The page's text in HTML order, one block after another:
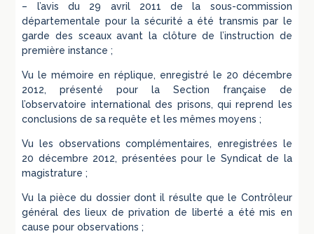
– l’avis du 29 avril 2011 de la sous-commission
départementale pour la sécurité a été transmis par le
garde des sceaux avant la clôture de l’instruction de
première instance ;
Vu le mémoire en réplique, enregistré le 20 décembre
2012, présenté pour la Section française de
l’observatoire international des prisons, qui reprend les
conclusions de sa requête et les mêmes moyens ;
Vu les observations complémentaires, enregistrées le
20 décembre 2012, présentées pour le Syndicat de la
magistrature ;
Vu la pièce du dossier dont il résulte que le Contrôleur
général des lieux de privation de liberté a été mis en
cause pour observations ;